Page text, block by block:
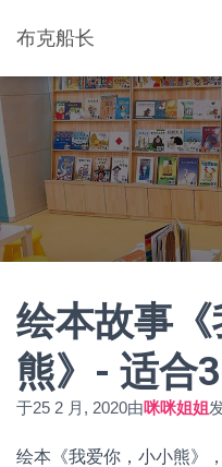
布克船长
绘本故事
熊》- 适合
于25 2 月, 2020由咪咪姐姐
绘本《我爱你，小小熊》